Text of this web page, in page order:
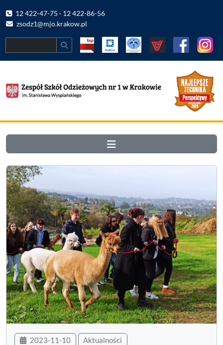
12 422-47-75 · 12 422-86-56
zsodz1@mjo.krakow.pl
2023-11-10 Aktualności